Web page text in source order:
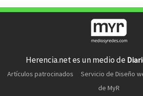
Herencia.net es un medio de
Artículos patrocinados Servicio de Diseño
de MyR